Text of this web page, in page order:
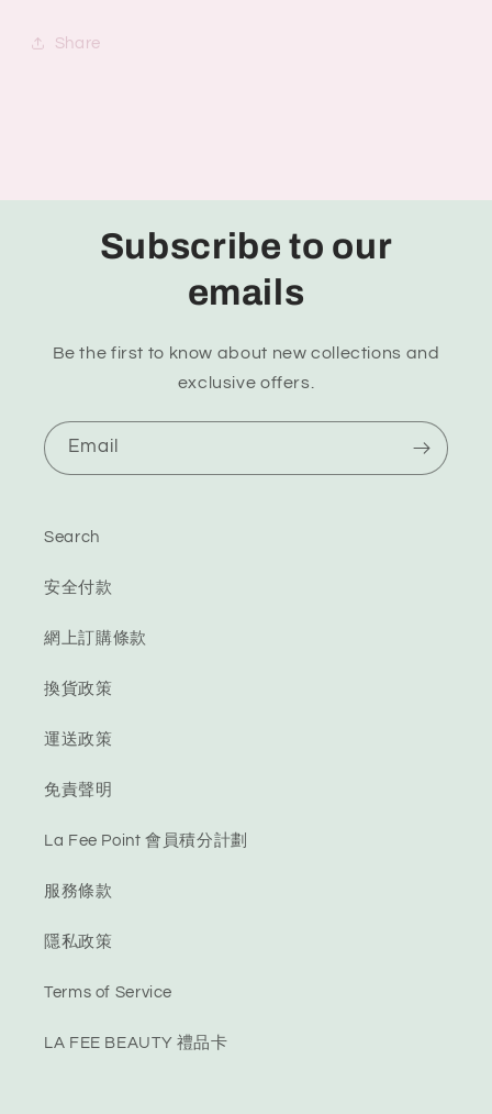
Share
Subscribe to our
emails
Be the first to know about new collections and
exclusive offers.
Email
Search
安全付款
網上訂購條款
換貨政策
運送政策
免責聲明
La Fee Point 會員積分計劃
服務條款
隱私政策
Terms of Service
LA FEE BEAUTY 禮品卡